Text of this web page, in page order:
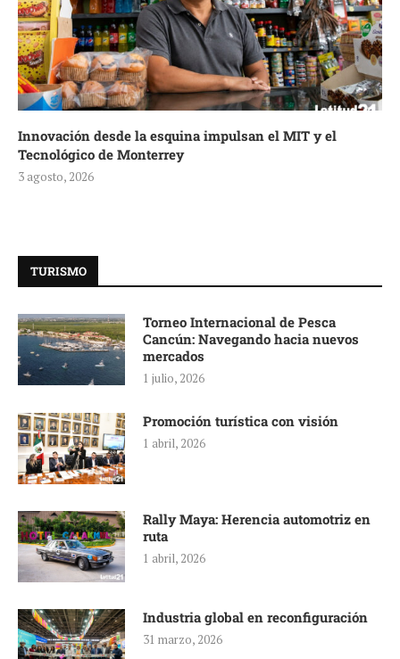
Innovación desde la esquina impulsan el MIT y el
Tecnológico de Monterrey
3 agosto, 2026
TURISMO
Torneo Internacional de Pesca
Cancún: Navegando hacia nuevos
mercados
1 julio, 2026
Promoción turística con visión
1 abril, 2026
Rally Maya: Herencia automotriz en
ruta
1 abril, 2026
Industria global en reconfiguración
31 marzo, 2026